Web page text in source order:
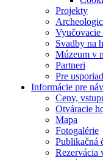
Projekty
Svadby na
Múzeum v
Partneri
Pre
Informácie pre
Ceny,
Otváracie
Mapa
Fotogalérie
Publikačná
Rezervácia